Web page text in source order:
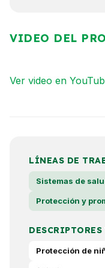
VIDEO DEL
Ver video en
LÍNEAS DE
Sistemas de
Protección y
Protección de